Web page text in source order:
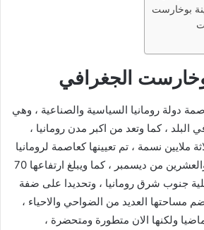
بوخارست
الجغرافي
دولة رومانيا السياسية والصناعية ، وهي
البلد ، كما وتعد من اكبر مدن رومانيا ،
ملايين نسمة ، تم تعيينها كعاصمة لرومانيا
عام 1989م في الثاني والعشرين من ديسمبر ، كما ويبلغ ارتفاعها 70
جنوب شرق رومانيا ، وتحديدا على ضفة
مساحتها العديد من الضواحي والاحياء ،
ولكنها الان متطورة ومتحضرة ،